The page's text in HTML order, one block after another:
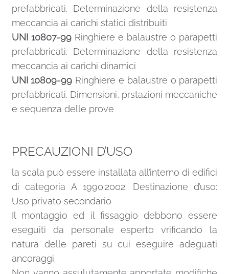
prefabbricati. Determinazione della resistenza
meccancia ai carichi statici distribuiti
UNI 10807-99Ringhiere e balaustre o parapetti
prefabbricati. Determinazione della resistenza
meccancia ai carichi dinamici
UNI 10809-99 Ringhiere e balaustre o parapetti
prefabbricati. Dimensioni, prstazioni meccaniche
e sequenza delle prove
PRECAUZIONI D’USO
la scala può essere installata all’interno di edifici
di categoria A 1990:2002. Destinazione d’uso:
Uso privato secondario
Il montaggio ed il fissaggio debbono essere
eseguiti da personale esperto vrificando la
natura delle pareti su cui eseguire adeguati
ancoraggi.